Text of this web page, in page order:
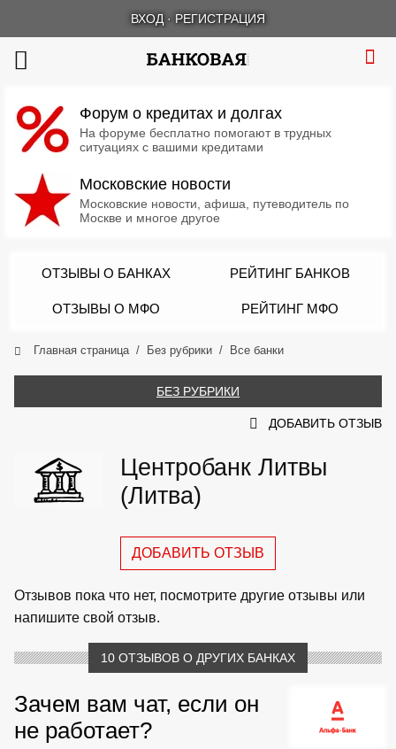
ВХОД · РЕГИСТРАЦИЯ
Форум о кредитах и долгах
На форуме бесплатно помогают в трудных
ситуациях с вашими кредитами
Московские новости
Московские новости, афиша, путеводитель по
Москве и многое другое
ОТЗЫВЫ О БАНКАХ РЕЙТИНГ БАНКОВ
ОТЗЫВЫ О МФО РЕЙТИНГ МФО
Главная страница Без рубрики Все банки
БЕЗ РУБРИКИ
ДОБАВИТЬ ОТЗЫВ
Центробанк Литвы
(Литва)
ДОБАВИТЬ ОТЗЫВ
Отзывов пока что нет, посмотрите другие отзывы или
напишите свой отзыв.
10 ОТЗЫВОВ О ДРУГИХ БАНКАХ
Зачем вам чат, если он
не работает?